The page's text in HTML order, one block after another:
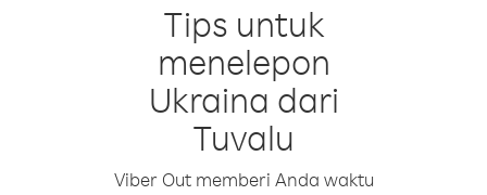
Tips untuk
menelepon
Ukraina dari
Tuvalu
Viber Out memberi Anda waktu